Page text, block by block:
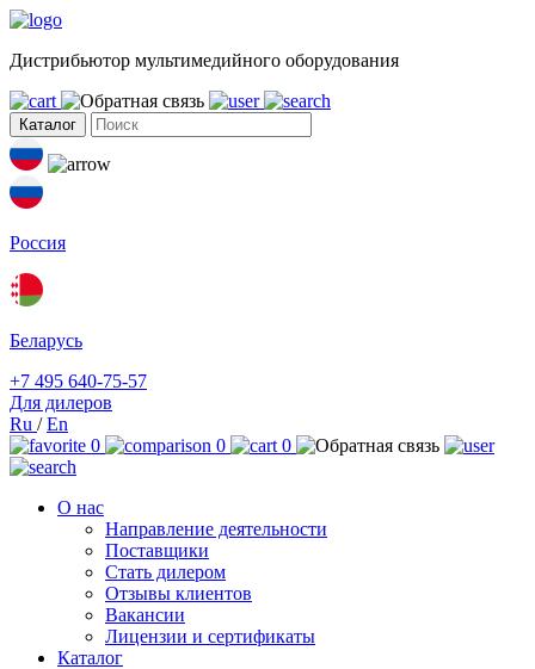
Дистрибьютор мультимедийного оборудования
Каталог
Россия
Беларусь
+7 495 640-75-57
Для дилеров
Ru /En
0
0 0
О нас
Направление деятельности
Поставщики
Стать дилером
Отзывы клиентов
Вакансии
Лицензии и сертификаты
Каталог